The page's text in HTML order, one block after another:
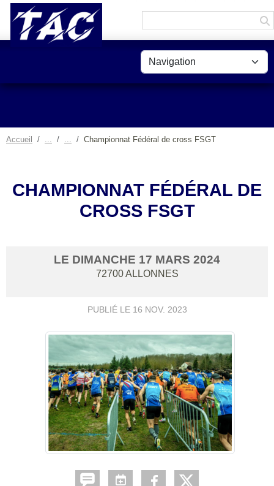
Accueil Championnat Fédéral de cross FSGT
CHAMPIONNAT FÉDÉRAL DE
CROSS FSGT
LE DIMANCHE 17 MARS 2024
72700 ALLONNES
PUBLIÉ LE 16 NOV. 2023
Panneau de gestion des cookies